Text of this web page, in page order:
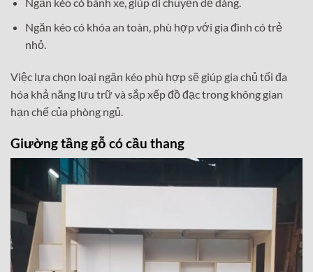
Ngăn kéo có bánh xe, giúp di chuyển dễ dàng.
Ngăn kéo có khóa an toàn, phù hợp với gia đình có trẻ
nhỏ.
Việc lựa chọn loại ngăn kéo phù hợp sẽ giúp gia chủ tối đa
hóa khả năng lưu trữ và sắp xếp đồ đạc trong không gian
hạn chế của phòng ngủ.
Giường tầng gỗ có cầu thang